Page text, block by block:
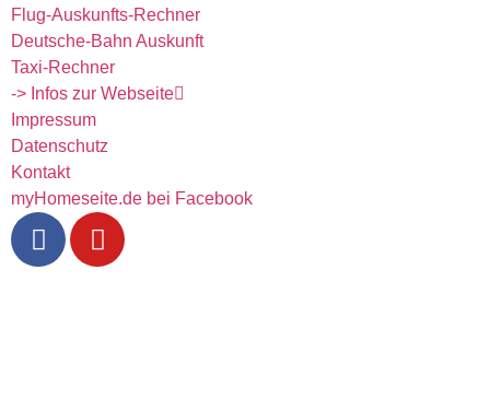
Flug-Auskunfts-Rechner
Deutsche-Bahn Auskunft
Taxi-Rechner
-> Infos zur Webseite
Impressum
Datenschutz
Kontakt
myHomeseite.de bei Facebook